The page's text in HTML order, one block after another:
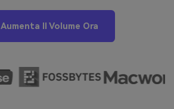
Aumenta Il Volume Ora